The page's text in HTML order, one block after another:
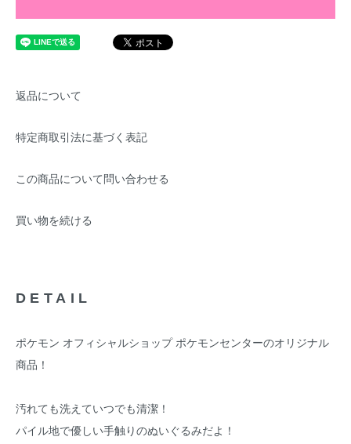
返品について
特定商取引法に基づく表記
この商品について問い合わせる
買い物を続ける
DETAIL
ポケモン オフィシャルショップ ポケモンセンターのオリジナル
商品！
汚れても洗えていつでも清潔！
パイル地で優しい手触りのぬいぐるみだよ！